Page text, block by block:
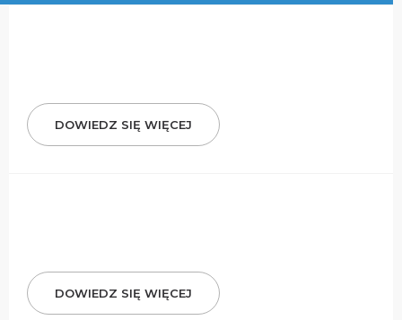
DOWIEDZ SIĘ WIĘCEJ
DOWIEDZ SIĘ WIĘCEJ